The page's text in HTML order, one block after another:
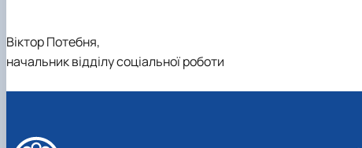
Віктор Потебня,
начальник відділу соціальної роботи